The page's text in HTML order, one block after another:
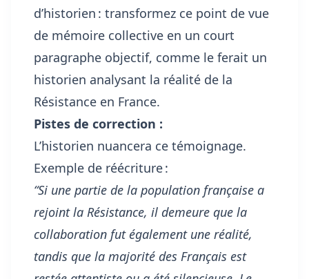
d’historien : transformez ce point de vue
de mémoire collective en un court
paragraphe objectif, comme le ferait un
historien analysant la réalité de la
Résistance en France.
Pistes de correction :
L’historien nuancera ce témoignage.
Exemple de réécriture :
“Si une partie de la population française a
rejoint la Résistance, il demeure que la
collaboration fut également une réalité,
tandis que la majorité des Français est